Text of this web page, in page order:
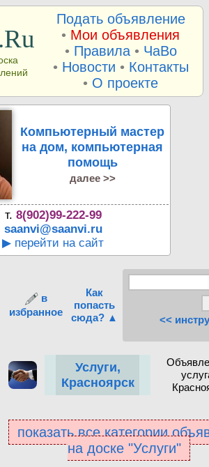
Подать объявление
• Мои объявления
• Правила• ЧаВо
• Новости • Контакты
• О проекте
Компьютерный мастер
на дом, компьютерная
помощь
далее >>
т. 8(902)99-222-99
saanvi@saanvi.ru
▶ перейти на сайт
в
избранное
Как
попасть
сюда? ▲
<<
Услуги,
Красноярск
показать все категории
на доске "Услуги"